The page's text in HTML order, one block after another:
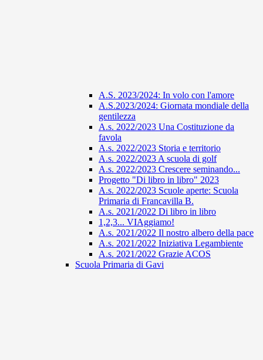
A.S. 2023/2024: In volo con l'amore
A.S.2023/2024: Giornata mondiale della
gentilezza
A.s. 2022/2023 Una Costituzione da
favola
A.s. 2022/2023 Storia e territorio
A.s. 2022/2023 A scuola di golf
A.s. 2022/2023 Crescere seminando...
Progetto "Di libro in libro" 2023
A.s. 2022/2023 Scuole aperte: Scuola
Primaria di Francavilla B.
A.s. 2021/2022 Di libro in libro
1,2,3... VIAggiamo!
A.s. 2021/2022 Il nostro albero della pace
A.s. 2021/2022 Iniziativa Legambiente
A.s. 2021/2022 Grazie ACOS
Scuola Primaria di Gavi